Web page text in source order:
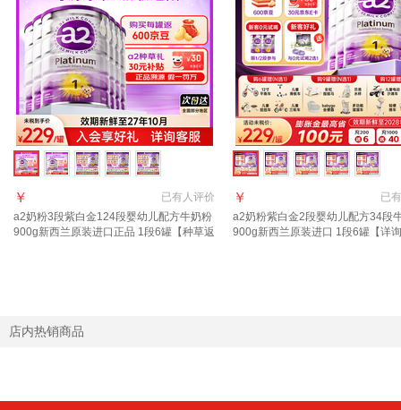
已有人评价
￥
a2奶粉3段紫白金124段婴幼儿配方牛奶粉
900g新西兰原装进口正品 1段6罐【种草返
已有
￥
a2奶粉紫白金2段婴幼儿配方34段
900g新西兰原装进口 1段6罐【详
店内热销商品